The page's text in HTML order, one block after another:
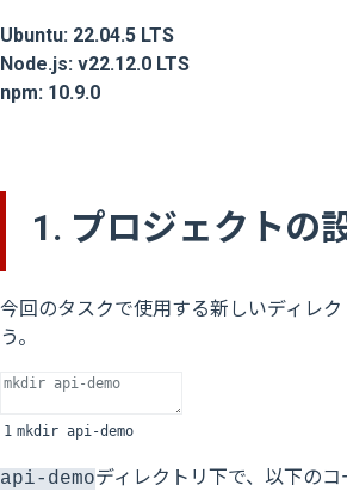
Ubuntu: 22.04.5 LTS
Node.js: v22.12.0 LTS
npm: 10.9.0
1. プロジェクトの
今回のタスクで使用する新しいディレ
う。
1 mkdir api -demo
api-demoディレクトリ下で、以下のコ